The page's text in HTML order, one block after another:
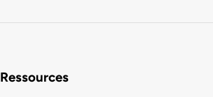
Ressources